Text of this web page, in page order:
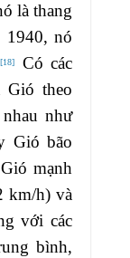
là thang
1940, nó
[18]
Có các
Gió theo
như
Gió bão
mạnh
km/h) và
với các
bình,